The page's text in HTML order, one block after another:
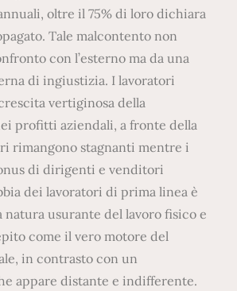
oltre il 75% di loro dichiara
Tale malcontento non
con l’esterno ma da una
di ingiustizia. I lavoratori
vertiginosa della
profitti aziendali, a fronte della
rimangono stagnanti mentre i
di dirigenti e venditori
dei lavoratori di prima linea è
natura usurante del lavoro fisico e
come il vero motore del
in contrasto con un
appare distante e indifferente.